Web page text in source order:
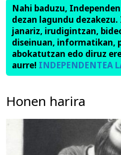
Nahi baduzu,
dezan lagundu
janariz, irudigintzan,
diseinuan, informatikan,
abokatutzan edo diruz
aurre! INDEPENDENTEA
Honen harira